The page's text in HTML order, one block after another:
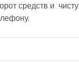
средств и